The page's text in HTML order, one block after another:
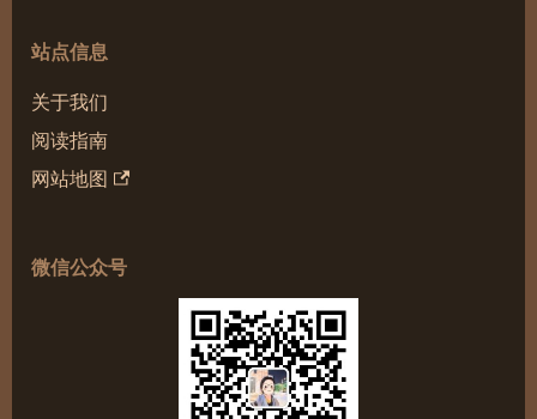
站点信息
关于我们
阅读指南
网站地图
微信公众号